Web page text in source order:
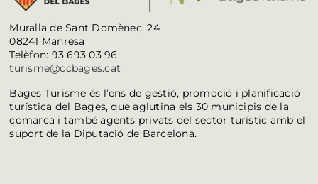
Muralla de Sant Domènec, 24
08241 Manresa
Telèfon: 93 693 03 96
turisme@ccbages.cat
Bages Turisme és l’ens de gestió, promoció i planificació
turística del Bages, que aglutina els 30 municipis de la
comarca i també agents privats del sector turístic amb el
suport de la Diputació de Barcelona.